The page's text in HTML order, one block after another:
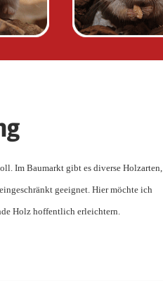
Im Baumarkt gibt es diverse Holzarten,
geeignet. Hier möchte ich
Holz hoffentlich erleichtern.